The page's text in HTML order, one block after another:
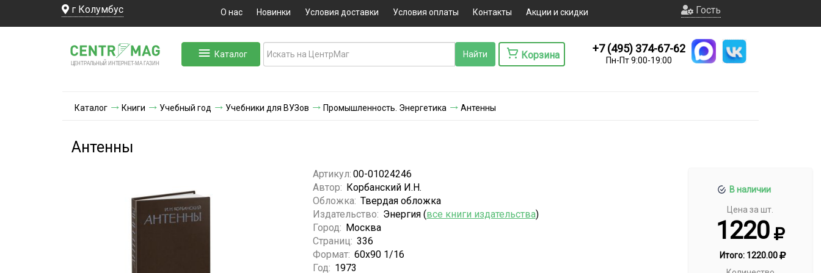
г Колумбус О нас Новинки Условия доставки Условия оплаты Контакты Акции и скидки Гость
ЦЕНТРАЛЬНЫЙ ИНТЕРНЕТ-МА ГАЗИН
Каталог Корзина
+7 (495) 374-67-62
Пн-Пт 9:00-19:00
Каталог Книги Учебный год Учебники для ВУЗов Промышленность. Энергетика Антенны
Антенны
В наличии
Цена за шт.
1220
Итого: 1220.00
Артикул: 00-01024246
Автор: Корбанский И.Н.
Обложка: Твердая обложка
Издательство: Энергия (все книги издательства)
Город: Москва
Страниц: 336
Формат: 60х90 1/16
Год: 1973